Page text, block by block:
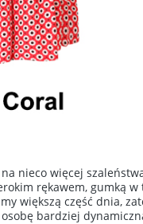
nieco więcej
rękawem, gumką
większą część dnia,
bardziej